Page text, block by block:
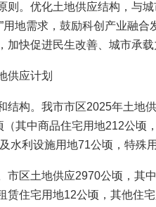
优化土地供应结构，与城
用地需求，鼓励科创产业融
加快促进民生改善、城市承载
应计划
构。我市市区2025年土地供
（其中商品住宅用地212公顷
水利设施用地71公顷，特殊
区土地供应2970公顷，其中
赁住宅用地12公顷，其他住